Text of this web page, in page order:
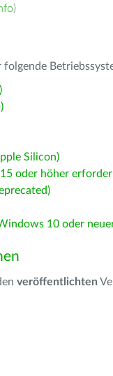
)
folgende
Silicon)
oder höher
10 oder
veröffentlichten